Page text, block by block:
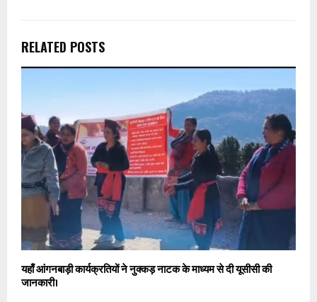
RELATED POSTS
यहाँ आंगनबाड़ी कार्यक्रतियों ने नुक्कड़ नाटक के माध्यम से दी यूसीसी की
जानकारी।